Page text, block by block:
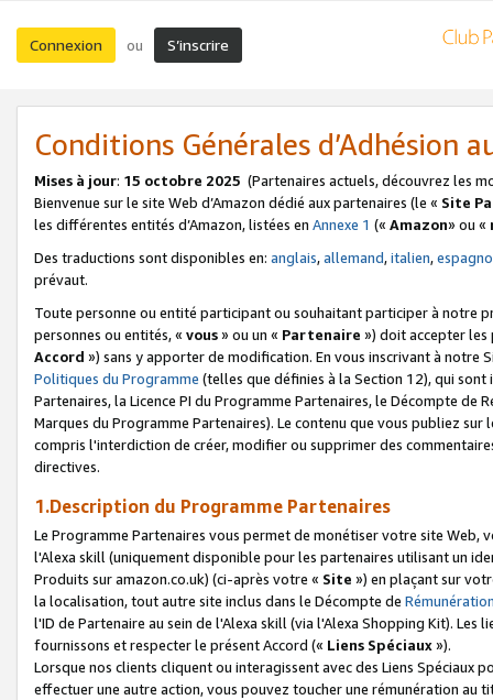
Connexion ou S’inscrire
Conditions Générales d’Adhésion
Mises à jour: 15 octobre 2025 (Partenaires actuels, découvrez les
Bienvenue sur le site Web d’Amazon dédié aux partenaires (le « Site
les différentes entités d’Amazon, listées en Annexe 1 (« Amazon» ou «
Des traductions sont disponibles en: anglais,allemand,italien,
prévaut.
Toute personne ou entité participant ou souhaitant participer à notre
personnes ou entités, « vous» ou un « Partenaire ») doit accepter les
Accord ») sans y apporter de modification. En vous inscrivant à notre
Politiques du Programme (telles que définies à la Section 12), qui
Partenaires, la Licence PI du Programme Partenaires, le Décompte de
Marques du Programme Partenaires). Le contenu que vous publiez
compris l'interdiction de créer, modifier ou supprimer des
directives.
1.Description du Programme Partenaires
Le Programme Partenaires vous permet de monétiser votre site Web,
l'Alexa skill (uniquement disponible pour les partenaires utilisant un
Produits sur amazon.co.uk) (ci-après votre « Site ») en plaçant sur
la localisation, tout autre site inclus dans le Décompte de
l'ID de Partenaire au sein de l'Alexa skill (via l'Alexa Shopping Kit).
fournissons et respecter le présent Accord (« Liens Spéciaux»).
Lorsque nos clients cliquent ou interagissent avec des Liens Spéciaux
effectuer une autre action, vous pouvez toucher une rémunération